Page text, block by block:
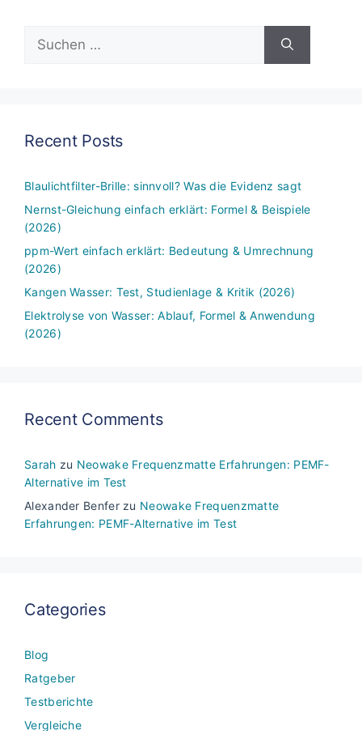
nach:
Recent Posts
Blaulichtfilter-Brille: sinnvoll? Was die Evidenz sagt
Nernst-Gleichung einfach erklärt: Formel & Beispiele
(2026)
ppm-Wert einfach erklärt: Bedeutung & Umrechnung
(2026)
Kangen Wasser: Test, Studienlage & Kritik (2026)
Elektrolyse von Wasser: Ablauf, Formel & Anwendung
(2026)
Recent Comments
Sarah zu Neowake Frequenzmatte Erfahrungen: PEMF-
Alternative im Test
Alexander Benferzu Neowake Frequenzmatte
Erfahrungen: PEMF-Alternative im Test
Categories
Blog
Ratgeber
Testberichte
Vergleiche